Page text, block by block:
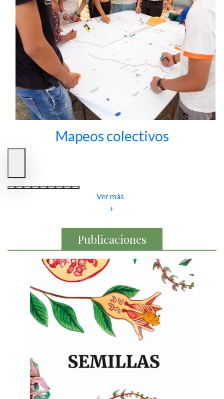
Mapeos colectivos
Ver más
+
Publicaciones